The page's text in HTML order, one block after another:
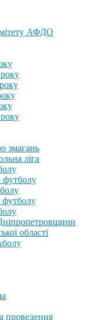
АФДО
змагань
ліга
футболу
футболу
області
проведення